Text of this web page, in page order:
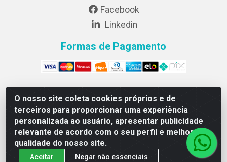
O nosso site coleta cookies próprios e de
terceiros para proporcionar uma experiência
personalizada ao usuário, apresentar publicidade
relevante de acordo com o seu perfil e melhorar a
qualidade do nosso site.
Aceitar Negar não essenciais
Facebook
Linkedin
Formas de Pagamento
Lightsweet Industria e comercio de Alimentos LTDA -
CNPJ 82.015.652/0001-64 - Rodovia BR 376, km 188,
lote 300A - Marialva/PR - CEP 86990-000